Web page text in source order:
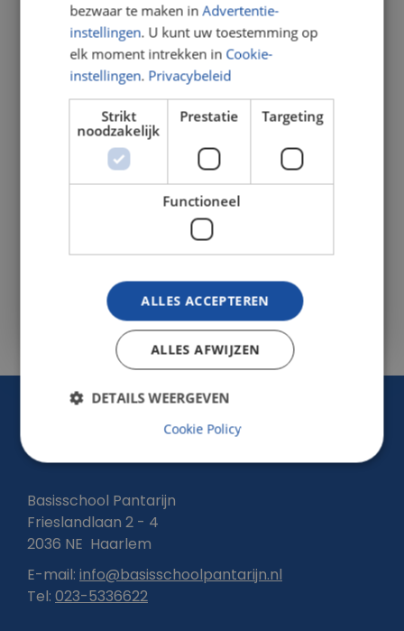
Wij leren kinderen om vertrouwen te
hebben in eigen kunnen; dat zij kennis van
zichzelf en de ander ontwikkelen en zich
sociaal tot elkaar kunnen verhouden. Wij
werken aan een stevige basis van kennis
en talenten waarin zelfstandigheid,
reflectievermogen en een actieve
leerhouding bijdragen aan een brede
ontwikkeling.
In onze schoolomgeving word je
gewaardeerd, mag je oefenen tot het
start in het voortgezet onderwijs.
Adres & Contact
Basisschool Pantarijn
Frieslandlaan 2 - 4
2036 NE Haarlem
E-mail: info@basisschoolpantarijn.nl
Tel: 023-5336622
bezwaar te maken inAdvertentie-
instellingen. U kunt uw toestemming op
elk moment intrekken in Cookie-
instellingen. Privacybeleid
Strikt
noodzakelijk
Prestatie Targeting
Functioneel
ALLES ACCEPTEREN
ALLES AFWIJZEN
DETAILS WEERGEVEN
Cookie Policy